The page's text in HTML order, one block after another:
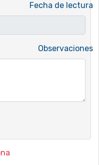
Fecha de lectura
Observaciones